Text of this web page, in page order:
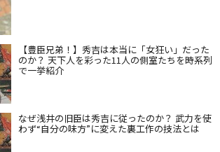
【豊臣兄弟！】秀吉は本当に「女狂い」だった
のか？ 天下人を彩った11人の側室たちを時系列
で一挙紹介
なぜ浅井の旧臣は秀吉に従ったのか？ 武力を使
わず“自分の味方”に変えた裏工作の技法とは